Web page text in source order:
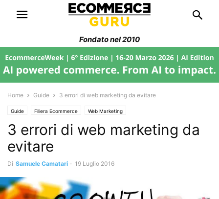
Fondato nel 2010
Home Guide 3 errori di web marketing da evitare
Guide Filiera Ecommerce Web Marketing
3 errori di web marketing da
evitare
Di Samuele Camatari - 19 Luglio 2016